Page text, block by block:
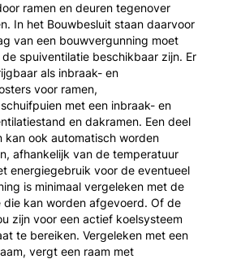
ramen en deuren tegenover
In het Bouwbesluit staan daarvoor
van een bouwvergunning moet
spuiventilatie beschikbaar zijn. Er
als inbraak- en
voor ramen,
met een inbraak- en
en dakramen. Een deel
kan ook automatisch worden
afhankelijk van de temperatuur
energiegebruik voor de eventueel
is minimaal vergeleken met de
die kan worden afgevoerd. Of de
zijn voor een actief koelsysteem
te bereiken. Vergeleken met een
vergt een raam met